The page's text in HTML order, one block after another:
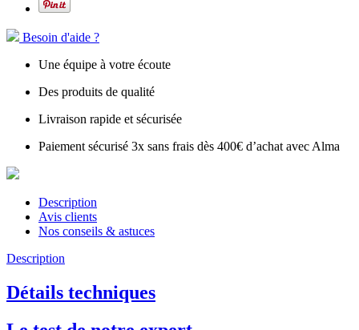
Besoin d'aide ?
Une équipe à votre écoute
Des produits de qualité
Livraison rapide et sécurisée
Paiement sécurisé 3x sans frais dès 400€ d’achat avec Alma
Description
Avis clients
Nos conseils & astuces
Description
Détails techniques